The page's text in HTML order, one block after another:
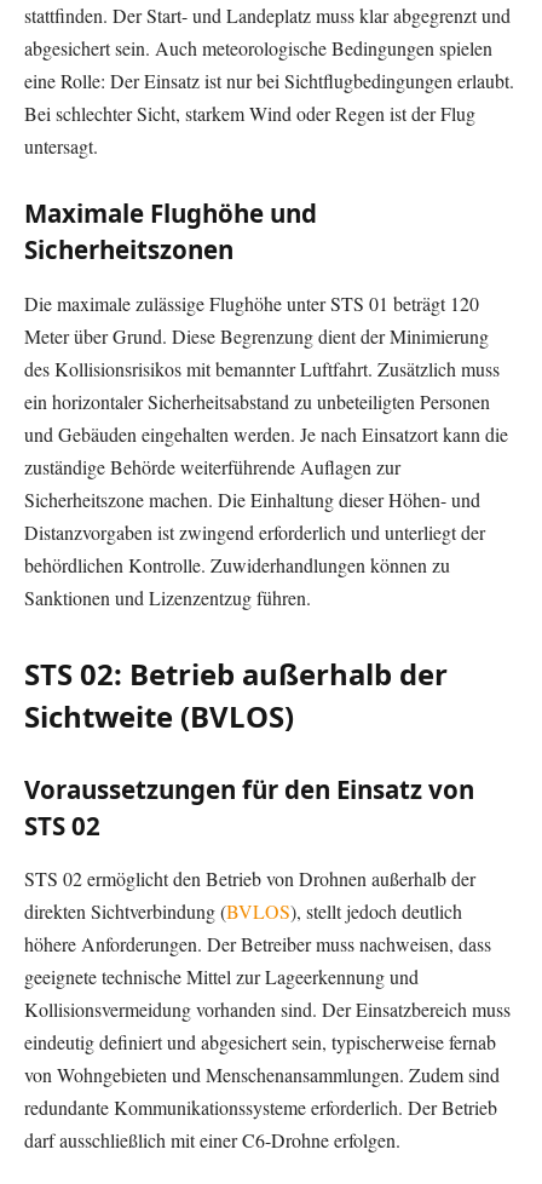
stattfinden. Der Start- und Landeplatz muss klar abgegrenzt und
abgesichert sein. Auch meteorologische Bedingungen spielen
eine Rolle: Der Einsatz ist nur bei Sichtflugbedingungen erlaubt.
Bei schlechter Sicht, starkem Wind oder Regen ist der Flug
untersagt.
Maximale Flughöhe und
Sicherheitszonen
Die maximale zulässige Flughöhe unter STS 01 beträgt 120
Meter über Grund. Diese Begrenzung dient der Minimierung
des Kollisionsrisikos mit bemannter Luftfahrt. Zusätzlich muss
ein horizontaler Sicherheitsabstand zu unbeteiligten Personen
und Gebäuden eingehalten werden. Je nach Einsatzort kann die
zuständige Behörde weiterführende Auflagen zur
Sicherheitszone machen. Die Einhaltung dieser Höhen- und
Distanzvorgaben ist zwingend erforderlich und unterliegt der
behördlichen Kontrolle. Zuwiderhandlungen können zu
Sanktionen und Lizenzentzug führen.
STS 02: Betrieb außerhalb der
Sichtweite (BVLOS)
Voraussetzungen für den Einsatz von
STS 02
STS 02 ermöglicht den Betrieb von Drohnen außerhalb der
direkten Sichtverbindung (BVLOS), stellt jedoch deutlich
höhere Anforderungen. Der Betreiber muss nachweisen, dass
geeignete technische Mittel zur Lageerkennung und
Kollisionsvermeidung vorhanden sind. Der Einsatzbereich muss
eindeutig definiert und abgesichert sein, typischerweise fernab
von Wohngebieten und Menschenansammlungen. Zudem sind
redundante Kommunikationssysteme erforderlich. Der Betrieb
darf ausschließlich mit einer C6-Drohne erfolgen.